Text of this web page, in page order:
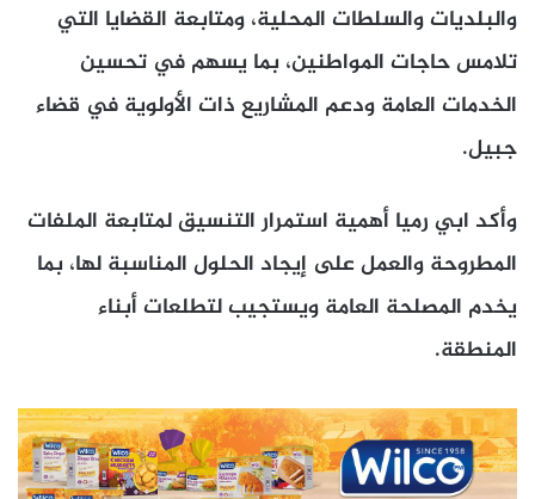
والبلديات والسلطات المحلية، ومتابعة القضايا التي
تلامس حاجات المواطنين، بما يسهم في تحسين
الخدمات العامة ودعم المشاريع ذات الأولوية في قضاء
جبيل.
وأكد ابي رميا أهمية استمرار التنسيق لمتابعة الملفات
المطروحة والعمل على إيجاد الحلول المناسبة لها، بما
يخدم المصلحة العامة ويستجيب لتطلعات أبناء
المنطقة.